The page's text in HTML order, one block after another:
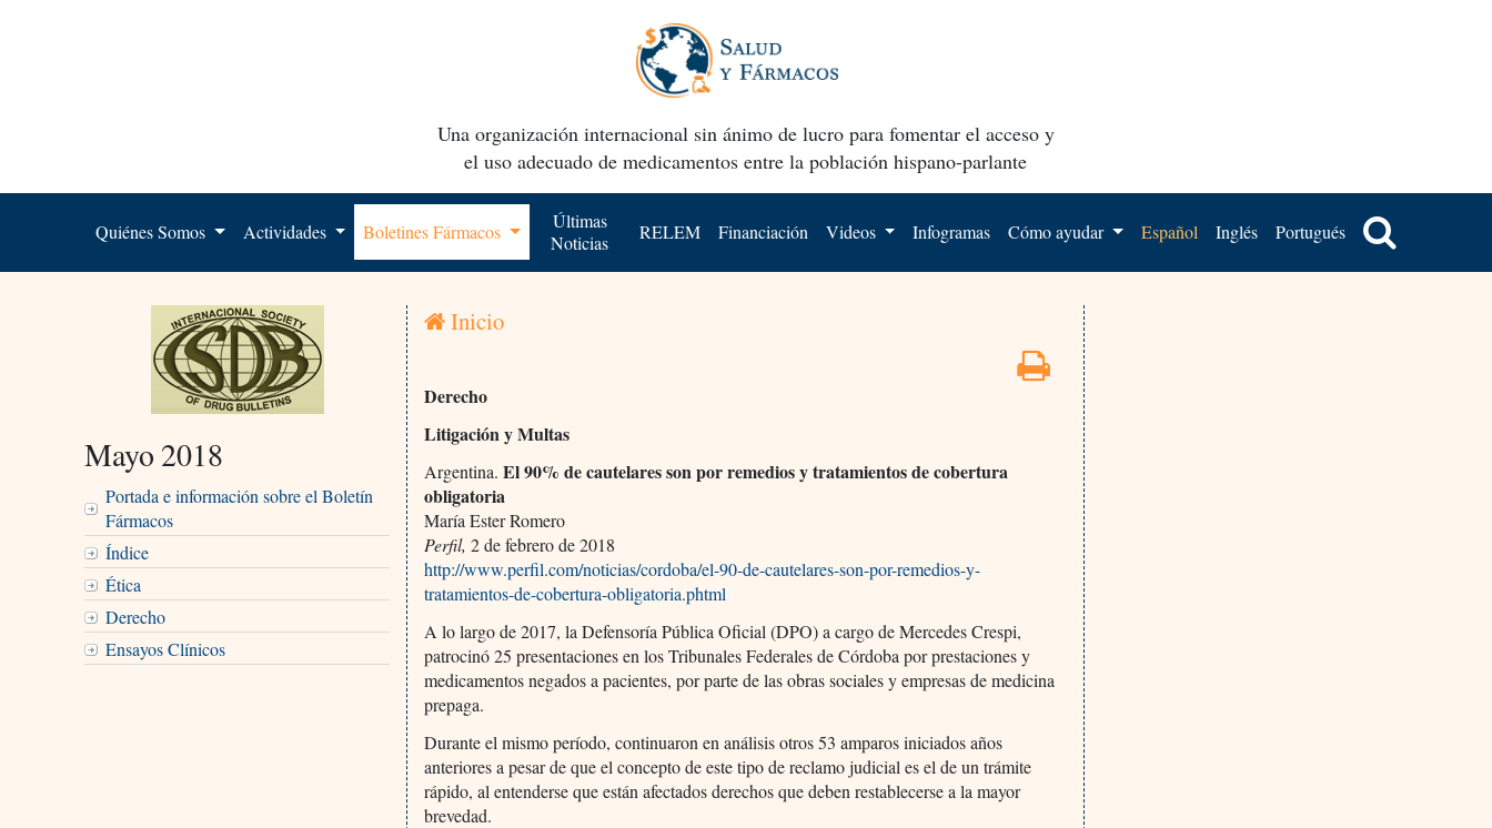
Una organización internacional sin ánimo de lucro para fomentar el acceso y
el uso adecuado de medicamentos entre la población hispano-parlante
Quiénes Somos Actividades Boletines Fármacos
Últimas
Noticias
RELEM Financiación Videos Infogramas Cómo ayudar Español Inglés Portugués
Mayo 2018
Portada e información sobre el Boletín
Fármacos
Índice
Ética
Derecho
Ensayos Clínicos
Inicio
Derecho
Litigación y Multas
Argentina. El 90% de cautelares son por remedios y tratamientos de cobertura
obligatoria
María Ester Romero
Perfil, 2 de febrero de 2018
http://www.perfil.com/noticias/cordoba/el-90-de-cautelares-son-por-remedios-y-
tratamientos-de-cobertura-obligatoria.phtml
A lo largo de 2017, la Defensoría Pública Oficial (DPO) a cargo de Mercedes Crespi,
patrocinó 25 presentaciones en los Tribunales Federales de Córdoba por prestaciones y
medicamentos negados a pacientes, por parte de las obras sociales y empresas de medicina
prepaga.
Durante el mismo período, continuaron en análisis otros 53 amparos iniciados años
anteriores a pesar de que el concepto de este tipo de reclamo judicial es el de un trámite
rápido, al entenderse que están afectados derechos que deben restablecerse a la mayor
brevedad.